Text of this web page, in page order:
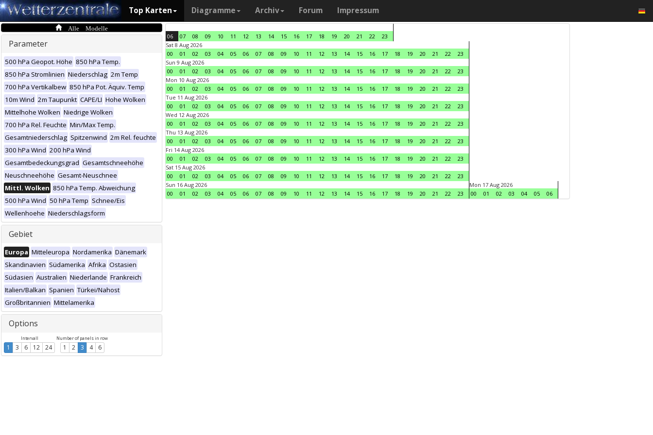
Top Karten Diagramme Archiv Forum Impressum
Alle Modelle
Parameter
500 hPa Geopot. Höhe 850 hPa Temp.
850 hPa Stromlinien Niederschlag 2m Temp
700 hPa Vertikalbew 850 hPa Pot. Äquiv. Temp
10m Wind 2m Taupunkt CAPE/LI Hohe Wolken
Mittelhohe Wolken Niedrige Wolken
700 hPa Rel. Feuchte Min/Max Temp.
Gesamtniederschlag Spitzenwind 2m Rel. feuchte
300 hPa Wind 200 hPa Wind
Gesamtbedeckungsgrad Gesamtschneehöhe
Neuschneehöhe Gesamt-Neuschnee
Mittl. Wolken 850 hPa Temp. Abweichung
500 hPa Wind 50 hPa Temp Schnee/Eis
Wellenhoehe Niederschlagsform
Gebiet
Europa Mitteleuropa Nordamerika Dänemark
Skandinavien Südamerika Afrika Ostasien
Südasien Australien Niederlande Frankreich
Italien/Balkan Spanien Türkei/Nahost
Großbritannien Mittelamerika
Options
Intervall
1 3 6 12 24
Number of panels in row
1 2 3 4 6
06 07 08 09 10 11 12 13 14 15 16 17 18 19 20 21 22
23
Sat 8 Aug 2026
00
01 02 03 04 05 06 07 08 09 10 11 12 13 14 15 16 17 18 19 20 21 22
23
Sun 9 Aug 2026
00
01 02 03 04 05 06 07 08 09 10 11 12 13 14 15 16 17 18 19 20 21 22
23
Mon 10 Aug 2026
00
01 02 03 04 05 06 07 08 09 10 11 12 13 14 15 16 17 18 19 20 21 22
23
Tue 11 Aug 2026
00
01 02 03 04 05 06 07 08 09 10 11 12 13 14 15 16 17 18 19 20 21 22
23
Wed 12 Aug 2026
00
01 02 03 04 05 06 07 08 09 10 11 12 13 14 15 16 17 18 19 20 21 22
23
Thu 13 Aug 2026
00
01 02 03 04 05 06 07 08 09 10 11 12 13 14 15 16 17 18 19 20 21 22
23
Fri 14 Aug 2026
00
01 02 03 04 05 06 07 08 09 10 11 12 13 14 15 16 17 18 19 20 21 22
23
Sat 15 Aug 2026
00
01 02 03 04 05 06 07 08 09 10 11 12 13 14 15 16 17 18 19 20 21 22
23
Sun 16 Aug 2026
00
01 02 03 04 05 06 07 08 09 10 11 12 13 14 15 16 17 18 19 20 21 22 23
Mon 17 Aug 2026
00
01 02 03 04 05 06